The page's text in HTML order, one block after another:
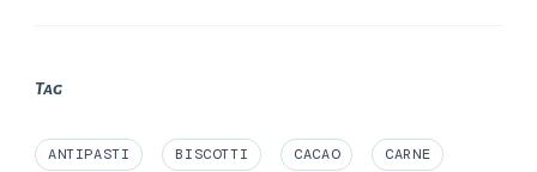
Tag
ANTIPASTI BISCOTTI CACAO CARNE